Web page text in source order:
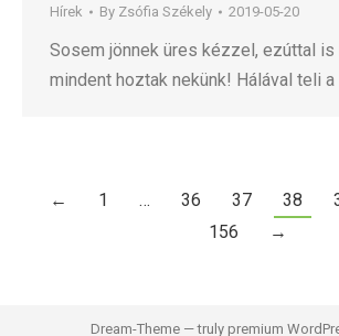
Hírek By Zsófia Székely 2019-05-20
Sosem jönnek üres kézzel, ezúttal is
mindent hoztak nekünk! Hálával teli
← 1 … 36 37 38
156
→
Dream-Theme — truly premium